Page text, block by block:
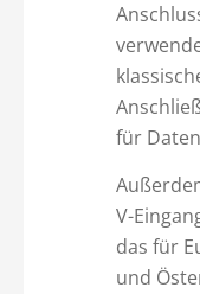
für
V-
das für
und